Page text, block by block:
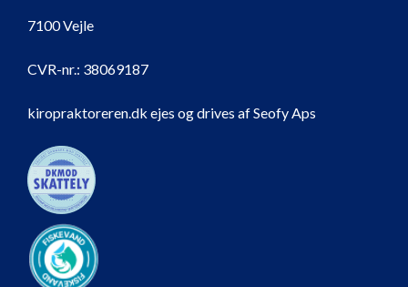
7100 Vejle
CVR-nr.: 38069187
kiropraktoreren.dk ejes og drives af Seofy Aps